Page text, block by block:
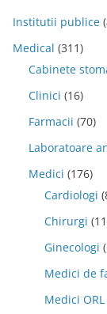
Institutii publice
Medical (311)
Cabinete
Clinici (16)
Farmacii (70)
Laboratoare
Medici (176)
Cardiologi
Chirurgi
Ginecologi
Medici de
Medici ORL